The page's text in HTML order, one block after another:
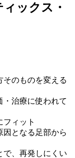
ックス・
そのものを変える
・治療に使われて
フィット
因となる足部から
で、再発しにくい